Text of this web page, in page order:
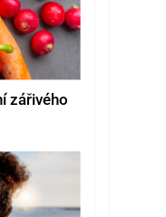
zářivého